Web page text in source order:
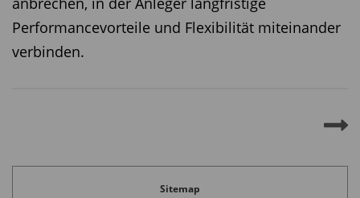
Performancevorteile und Flexibilität miteinander
verbinden.
Sitemap